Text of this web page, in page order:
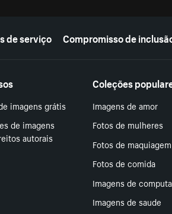
de serviço Compromisso de
imagens grátis
de imagens
autorais
Coleções
Imagens de amor
Fotos de mulheres
Fotos de maquiagem
Fotos de comida
Imagens de
Imagens de saude